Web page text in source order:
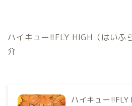
ハイキュー!!FLY HIGH（はいふ
介
ハイキュー!!FLY